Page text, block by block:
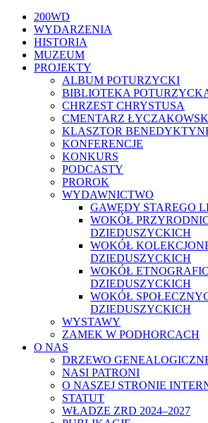
Close
Menu
200WD
WYDARZENIA
HISTORIA
MUZEUM
PROJEKTY
ALBUM POTURZYCKI
BIBLIOTEKA
CHRZEST CHRYSTUSA
CMENTARZ
KLASZTOR
KONFERENCJE
KONKURS
PODCASTY
PROROK
WYDAWNICTWO
GAWĘDY STAREGO
WOKÓŁ
DZIEDUSZYCKICH
WOKÓŁ
DZIEDUSZYCKICH
WOKÓŁ
DZIEDUSZYCKICH
WOKÓŁ
DZIEDUSZYCKICH
WYSTAWY
ZAMEK W PODHORCACH
O NAS
DRZEWO
NASI PATRONI
O NASZEJ STRONIE
STATUT
WŁADZE ZRD 2024–2027